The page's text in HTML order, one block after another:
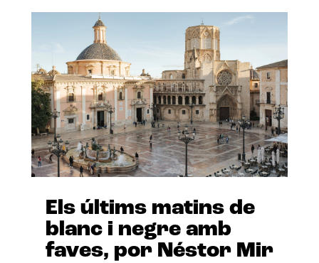
Els últims matins de
blanc i negre amb
faves, por Néstor Mir